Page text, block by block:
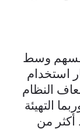
وسط
استخدام
النظام
التهيئة
من